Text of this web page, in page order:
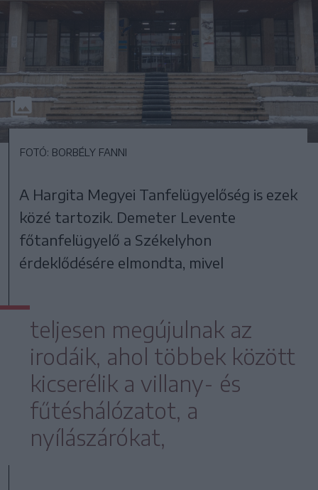
FOTÓ: BORBÉLY FANNI
A Hargita Megyei Tanfelügyelőség is ezek
közé tartozik. Demeter Levente
főtanfelügyelő a Székelyhon
érdeklődésére elmondta, mivel
teljesen megújulnak az
irodáik, ahol többek között
kicserélik a villany- és
fűtéshálózatot, a
nyílászárókat,